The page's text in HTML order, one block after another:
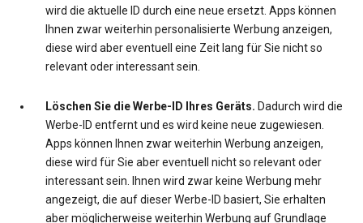
wird die aktuelle ID durch eine neue ersetzt. Apps können
Ihnen zwar weiterhin personalisierte Werbung anzeigen,
diese wird aber eventuell eine Zeit lang für Sie nicht so
relevant oder interessant sein.
Löschen Sie die Werbe-ID Ihres Geräts. Dadurch wird die
Werbe-ID entfernt und es wird keine neue zugewiesen.
Apps können Ihnen zwar weiterhin Werbung anzeigen,
diese wird für Sie aber eventuell nicht so relevant oder
interessant sein. Ihnen wird zwar keine Werbung mehr
angezeigt, die auf dieser Werbe-ID basiert, Sie erhalten
aber möglicherweise weiterhin Werbung auf Grundlage